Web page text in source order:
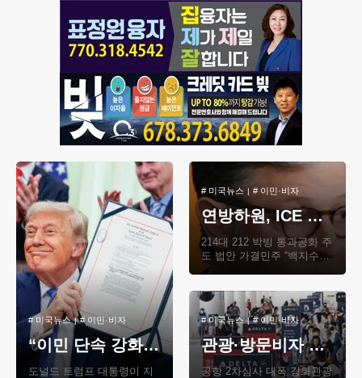
# 미국뉴스 # 이민·비자
“이민 단속 강화”… ICE·CBP 700억불 예산안 서명
도널드 트럼프 대통령이 지
# 미국뉴스 # 이민·비자
연방하원, ICE 예산 700억불 승인… 이민단속 강화
214대 212 박빙 통과공화 주
도 법안 가결민주 “백지수표”
반발 연방 하원이 연방 이민
대(CBP)에 향..
#미국뉴스 #이민·비자
관광·방문비자 입국자도 휴대폰 뒤진다… 입국 거부·강제추방 잇따라
공항 2차심사 대폭 강화관광